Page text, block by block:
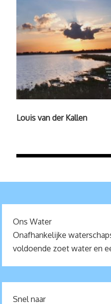
Louis van der Kallen
Ons Water
Onafhankelijke
voldoende zoet water en
Snel naar